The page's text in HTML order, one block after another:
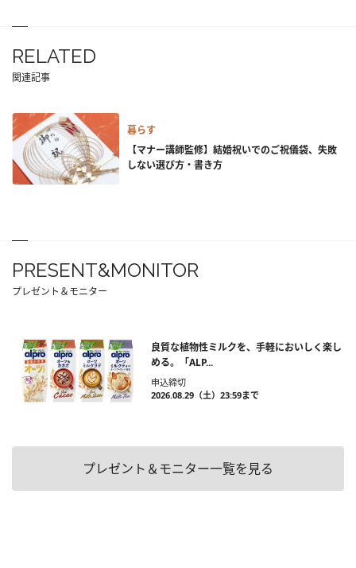
RELATED
関連記事
暮らす
【マナー講師監修】結婚祝いでのご祝儀袋、失敗
しない選び方・書き方
PRESENT&MONITOR
プレゼント＆モニター
良質な植物性ミルクを、手軽においしく楽し
める。「ALP...
申込締切
2026.08.29（土）23:59まで
プレゼント＆モニター一覧を見る